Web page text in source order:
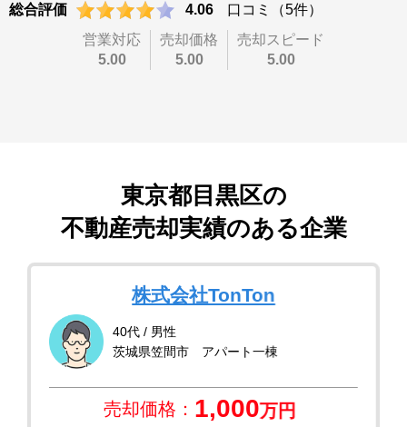
総合評価 4.06
口コミ（5件）
営業対応
5.00
売却価格
5.00
売却スピード
5.00
東京都目黒区の
不動産売却実績のある企業
株式会社TonTon
40代 / 男性
茨城県笠間市 アパート一棟
売却価格： 1,000万円